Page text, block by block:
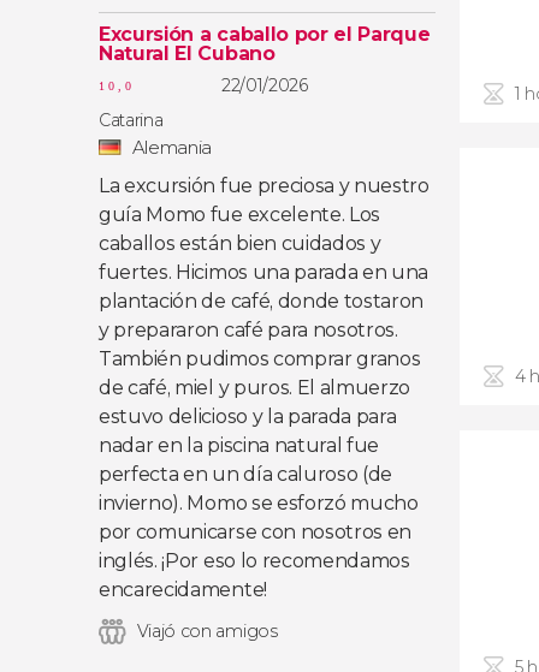
Excursión a caballo por el Parque
Natural El Cubano
10,0
22/01/2026
Catarina
Alemania
La excursión fue preciosa y nuestro
guía Momo fue excelente. Los
caballos están bien cuidados y
fuertes. Hicimos una parada en una
plantación de café, donde tostaron
y prepararon café para nosotros.
También pudimos comprar granos
de café, miel y puros. El almuerzo
estuvo delicioso y la parada para
nadar en la piscina natural fue
perfecta en un día caluroso (de
invierno). Momo se esforzó mucho
por comunicarse con nosotros en
inglés. ¡Por eso lo recomendamos
encarecidamente!
Viajó con amigos
1
4
5